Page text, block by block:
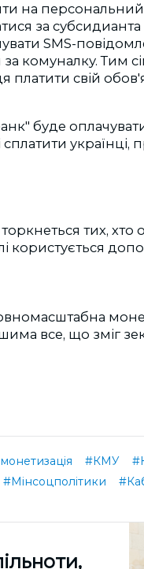
на
за
SMS-
комуналку. Тим
платити свій
буде
українці,
тих,
користується
все, що зміг
#КМУ
#Мінсоцполітики